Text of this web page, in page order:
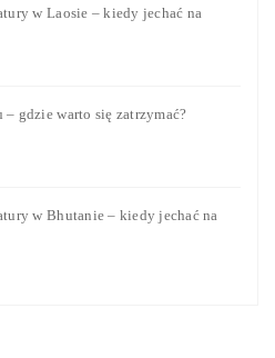
w Laosie – kiedy jechać na
gdzie warto się zatrzymać?
w Bhutanie – kiedy jechać na